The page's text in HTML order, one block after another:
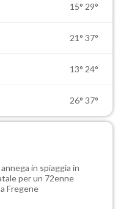
15° 29°
21° 37°
13° 24°
26° 37°
in spiaggia in
per un 72enne
Fregene